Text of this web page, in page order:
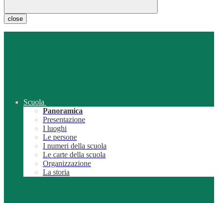
close
Scuola
Panoramica
Presentazione
I luoghi
Le persone
I numeri della scuola
Le carte della scuola
Organizzazione
La storia